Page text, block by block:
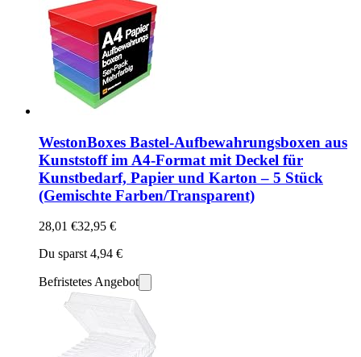
WestonBoxes Bastel-Aufbewahrungsboxen aus
Kunststoff im A4-Format mit Deckel für
Kunstbedarf, Papier und Karton – 5 Stück
(Gemischte Farben/Transparent)
28,01 €32,95 €
Du sparst 4,94 €
Befristetes Angebot